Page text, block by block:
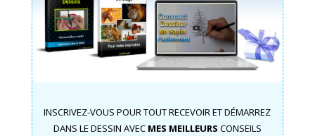
INSCRIVEZ-VOUS POUR TOUT RECEVOIR ET DÉMARREZ
DANS LE DESSIN AVEC MES MEILLEURS CONSEILS